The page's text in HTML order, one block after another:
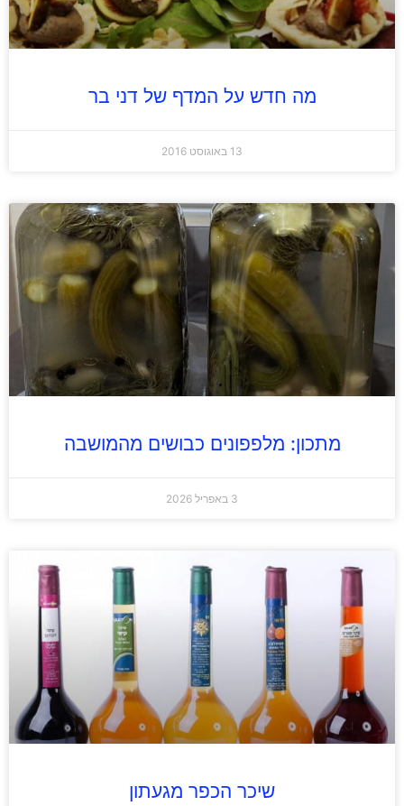
מה חדש על המדף של דני בר
13 באוגוסט 2016
מתכון: מלפפונים כבושים מהמושבה
3 באפריל 2026
שיכר הכפר מגעתון